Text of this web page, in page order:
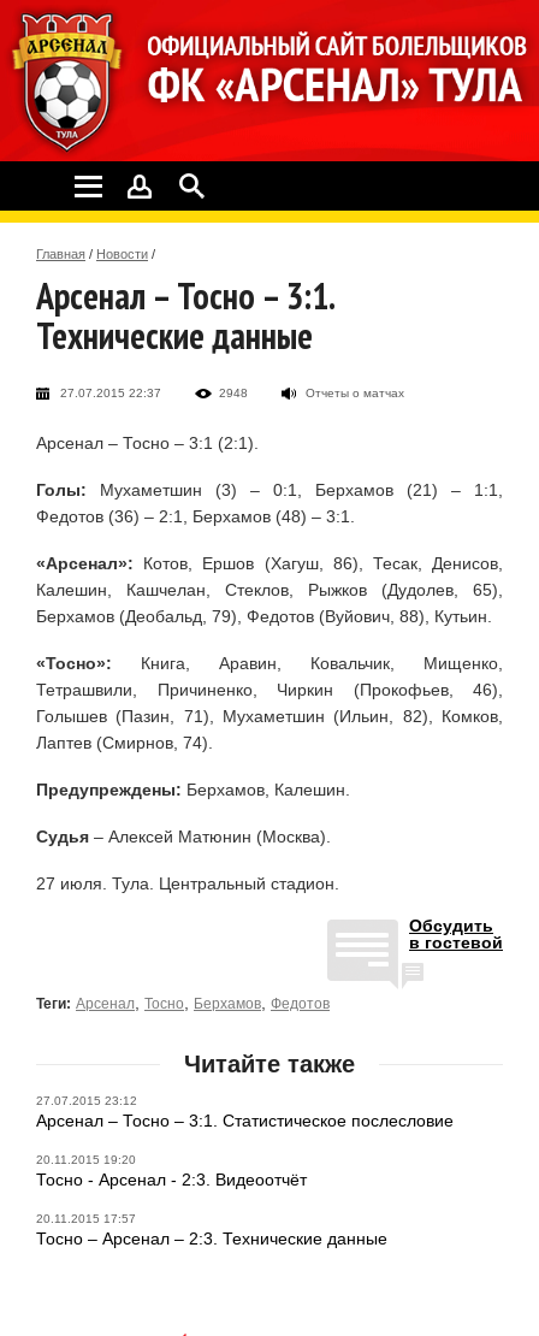
Главная / Новости /
Арсенал – Тосно – 3:1.
Технические данные
27.07.2015 22:37 2948 Отчеты о матчах
Арсенал – Тосно – 3:1 (2:1).
Голы: Мухаметшин (3) – 0:1, Берхамов (21) – 1:1,
Федотов (36) – 2:1, Берхамов (48) – 3:1.
«Арсенал»: Котов, Ершов (Хагуш, 86), Тесак, Денисов,
Калешин, Кашчелан, Стеклов, Рыжков (Дудолев, 65),
Берхамов (Деобальд, 79), Федотов (Вуйович, 88), Кутьин.
«Тосно»: Книга, Аравин, Ковальчик, Мищенко,
Тетрашвили, Причиненко, Чиркин (Прокофьев, 46),
Голышев (Пазин, 71), Мухаметшин (Ильин, 82), Комков,
Лаптев (Смирнов, 74).
Предупреждены: Берхамов, Калешин.
Судья – Алексей Матюнин (Москва).
27 июля. Тула. Центральный стадион.
Обсудить
в гостевой
Теги: Арсенал Тосно Берхамов Федотов
Читайте также
27.07.2015 23:12
Арсенал – Тосно – 3:1. Статистическое послесловие
20.11.2015 19:20
Тосно - Арсенал - 2:3. Видеоотчёт
20.11.2015 17:57
Тосно – Арсенал – 2:3. Технические данные